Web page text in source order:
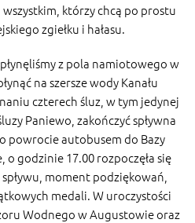
którzy chcą po prostu
zgiełku i hałasu.
z pola namiotowego w
na szersze wody Kanału
czterech śluz, w tym jedynej
Paniewo, zakończyć spływna
powrocie autobusem do Bazy
o godzinie 17.00 rozpoczęła się
moment podziękowań,
medali. W uroczystości
Wodnego w Augustowie oraz